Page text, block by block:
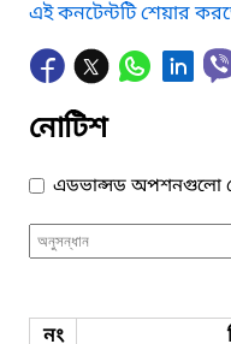
এই কনটেন্টটি শেয়ার
নোটিশ
এডভান্সড অপশনগুলো
নং